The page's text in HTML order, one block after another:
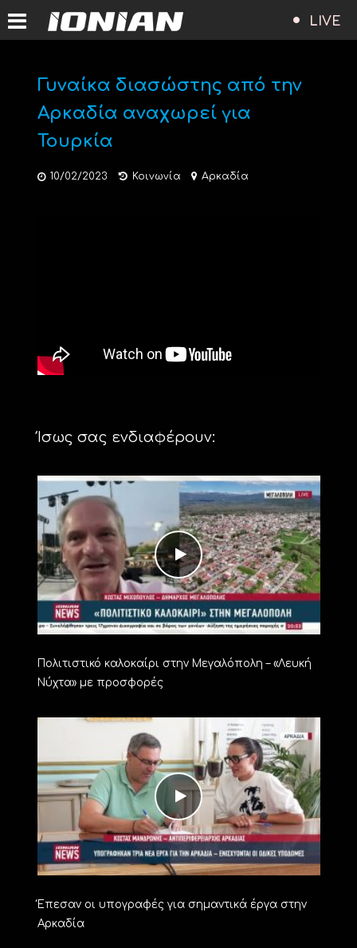
LIVE
Γυναίκα διασώστης από την
Αρκαδία αναχωρεί για
Τουρκία
10/02/2023 Κοινωνία Αρκαδία
Ίσως σας ενδιαφέρουν:
Πολιτιστικό καλοκαίρι στην Μεγαλόπολη – «Λευκή
Νύχτα» με προσφορές
Έπεσαν οι υπογραφές για σημαντικά έργα στην
Αρκαδία